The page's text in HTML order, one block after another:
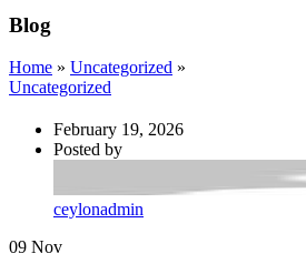
Blog
Home » Uncategorized »
Uncategorized
February 19, 2026
Posted by
ceylonadmin
09 Nov